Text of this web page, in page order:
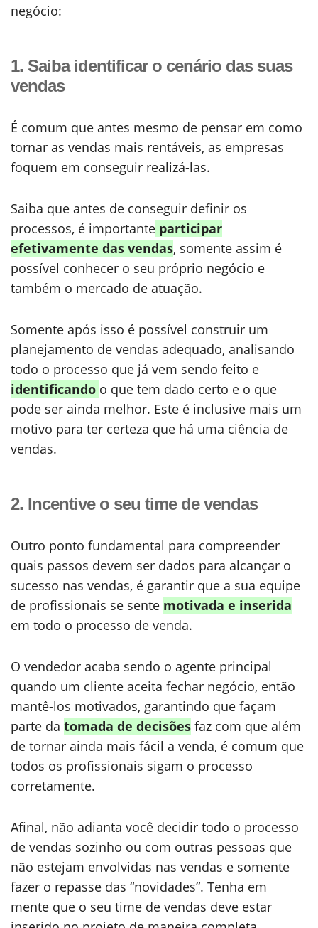
negócio:
1. Saiba identificar o cenário das suas
vendas
É comum que antes mesmo de pensar em como
tornar as vendas mais rentáveis, as empresas
foquem em conseguir realizá-las.
Saiba que antes de conseguir definir os
processos, é importante participar
efetivamente das vendas, somente assim é
possível conhecer o seu próprio negócio e
também o mercado de atuação.
Somente após isso é possível construir um
planejamento de vendas adequado, analisando
todo o processo que já vem sendo feito e
identificando o que tem dado certo e o que
pode ser ainda melhor. Este é inclusive mais um
motivo para ter certeza que há uma ciência de
vendas.
2. Incentive o seu time de vendas
Outro ponto fundamental para compreender
quais passos devem ser dados para alcançar o
sucesso nas vendas, é garantir que a sua equipe
de profissionais se sente motivada e inserida
em todo o processo de venda.
O vendedor acaba sendo o agente principal
quando um cliente aceita fechar negócio, então
mantê-los motivados, garantindo que façam
parte da tomada de decisões faz com que além
de tornar ainda mais fácil a venda, é comum que
todos os profissionais sigam o processo
corretamente.
Afinal, não adianta você decidir todo o processo
de vendas sozinho ou com outras pessoas que
não estejam envolvidas nas vendas e somente
fazer o repasse das “novidades”. Tenha em
mente que o seu time de vendas deve estar